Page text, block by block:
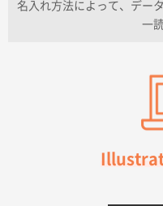
柳さんの対応が素晴
フレキソレジ袋 Uバ
2026年06月28日 15:14
名入れ方法によって、デー
一